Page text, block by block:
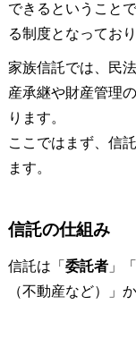
できるということ
る制度となっており
家族信託では、民
産承継や財産管理
ります。
ここではまず、信
ます。
信託の仕組み
信託は「 委託者」「
（不動産など）」